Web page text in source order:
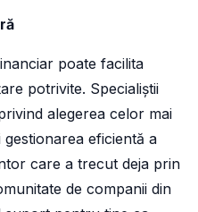
poate facilita
potrivite. Specialiștii
alegerea celor mai
eficientă a
care a trecut deja prin
de companii din